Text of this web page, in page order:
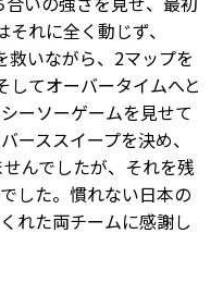
れに全く動じず、
いながら、2マップを
てオーバータイムへと
ーソーゲームを見せて
ーススイープを決め、
んでしたが、それを残
した。慣れない日本の
れた両チームに感謝し